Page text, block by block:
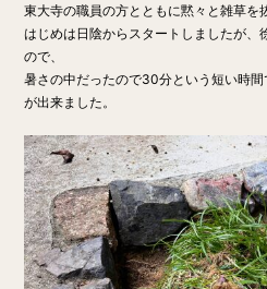
東大寺の職員の方とともに黙々と雑草を
はじめは日陰からスタートしましたが、
ので、
暑さの中だったので30分という短い時
が出来ました。